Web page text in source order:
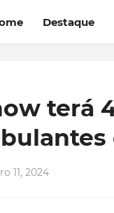
Destaque
terá
11, 2024